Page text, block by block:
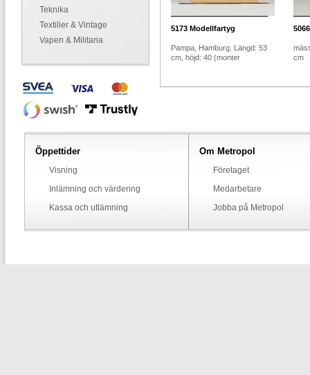
Teknika
Textilier & Vintage
Vapen & Militaria
5173 Modellfartyg
Pampa, Hamburg. Längd: 53
cm, höjd: 40 (monter
5066
cm
Öppettider
Visning
Inlämning och värdering
Kassa och utlämning
Om Metropol
Företaget
Medarbetare
Jobba på Metropol